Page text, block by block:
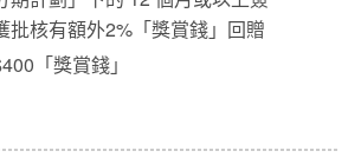
批核有額外2%「獎賞錢」回贈
「獎賞錢」